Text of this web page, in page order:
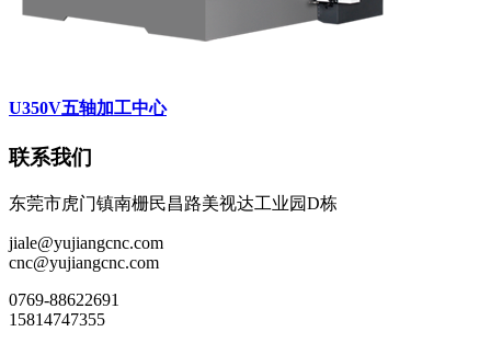
U350V五轴加工中心
联系我们
东莞市虎门镇南栅民昌路美视达工业园D栋
jiale@yujiangcnc.com
cnc@yujiangcnc.com
0769-88622691
15814747355